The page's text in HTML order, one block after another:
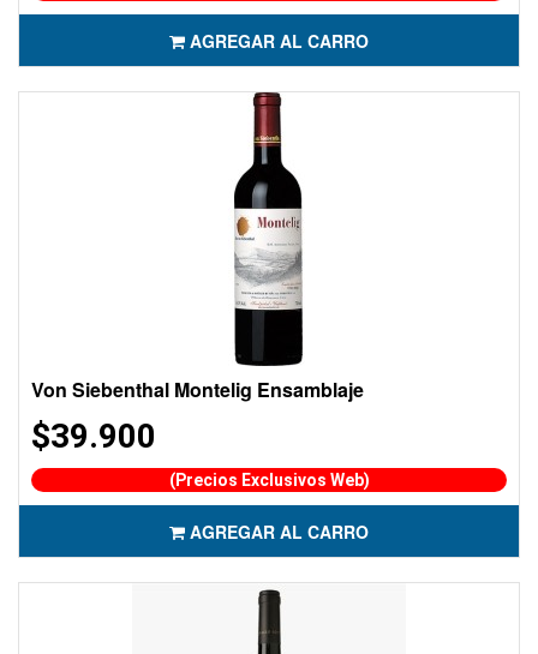
AGREGAR AL CARRO
Von Siebenthal Montelig Ensamblaje
$39.900
(Precios Exclusivos Web)
AGREGAR AL CARRO